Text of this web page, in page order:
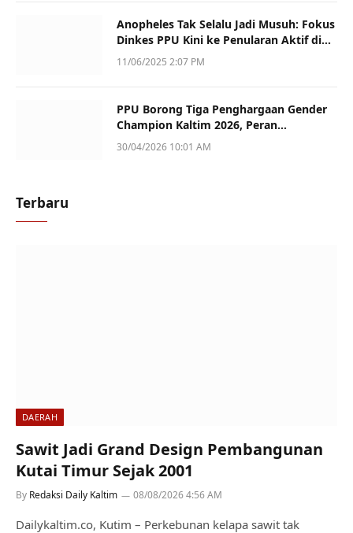
Anopheles Tak Selalu Jadi Musuh: Fokus
Dinkes PPU Kini ke Penularan Aktif di
Sotek
11/06/2025 2:07 PM
PPU Borong Tiga Penghargaan Gender
Champion Kaltim 2026, Peran
Perempuan Jadi Sorotan
30/04/2026 10:01 AM
Terbaru
DAERAH
Sawit Jadi Grand Design Pembangunan
Kutai Timur Sejak 2001
By Redaksi Daily Kaltim 08/08/2026 4:56 AM
Dailykaltim.co, Kutim – Perkebunan kelapa sawit tak